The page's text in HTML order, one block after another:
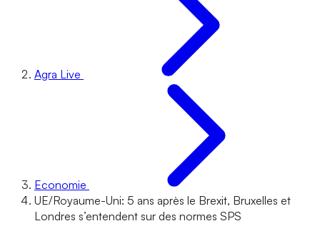
Agra Live
Economie
UE/Royaume-Uni: 5 ans après le Brexit, Bruxelles et
Londres s’entendent sur des normes SPS